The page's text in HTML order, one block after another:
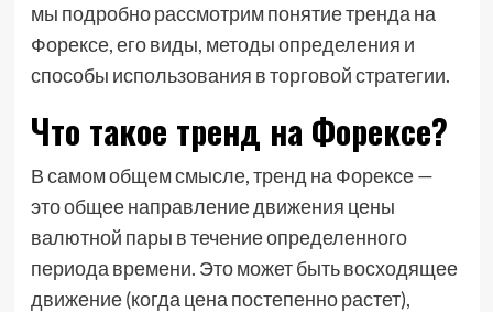
мы подробно рассмотрим понятие тренда на
Форексе, его виды, методы определения и
способы использования в торговой стратегии.
Что такое тренд на Форексе?
В самом общем смысле, тренд на Форексе —
это общее направление движения цены
валютной пары в течение определенного
периода времени. Это может быть восходящее
движение (когда цена постепенно растет),